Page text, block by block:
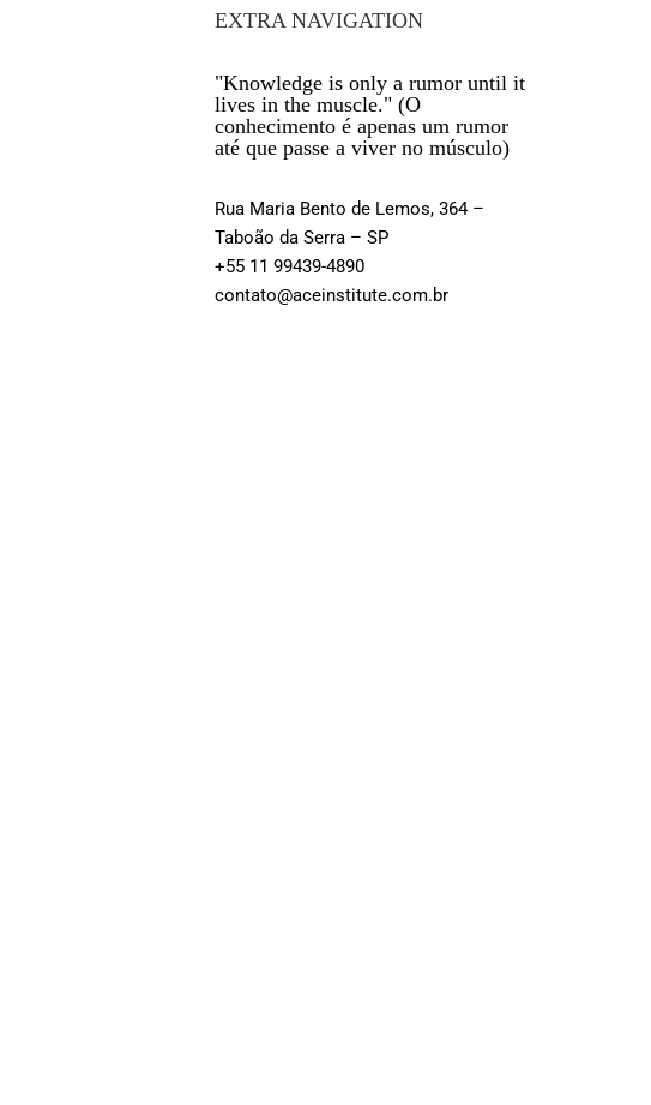
EXTRA NAVIGATION
"Knowledge is only a rumor until it
lives in the muscle." (O
conhecimento é apenas um rumor
até que passe a viver no músculo)
Rua Maria Bento de Lemos, 364 –
Taboão da Serra – SP
+55 11 99439-4890
contato@aceinstitute.com.br